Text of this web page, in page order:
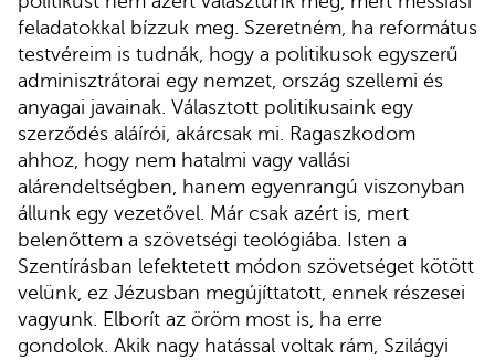
feladatokkal bízzuk meg. Szeretném, ha református
testvéreim is tudnák, hogy a politikusok egyszerű
adminisztrátorai egy nemzet, ország szellemi és
anyagai javainak. Választott politikusaink egy
szerződés aláírói, akárcsak mi. Ragaszkodom
ahhoz, hogy nem hatalmi vagy vallási
alárendeltségben, hanem egyenrangú viszonyban
állunk egy vezetővel. Már csak azért is, mert
belenőttem a szövetségi teológiába. Isten a
Szentírásban lefektetett módon szövetséget kötött
velünk, ez Jézusban megújíttatott, ennek részesei
vagyunk. Elborít az öröm most is, ha erre
gondolok. Akik nagy hatással voltak rám, Szilágyi